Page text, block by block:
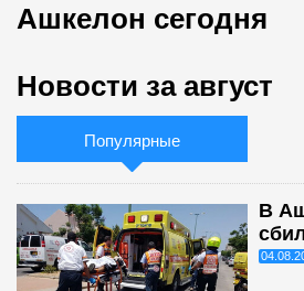
Ашкелон сегодня
Новости за август
Популярные
В